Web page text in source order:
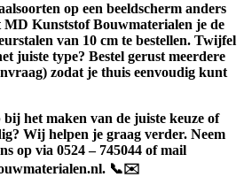
op een beeldscherm anders
MD Kunststof Bouwmaterialen je de
van 10 cm te bestellen. Twijfel
juiste type? Bestel gerust meerdere
) zodat je thuis eenvoudig kunt
het maken van de juiste keuze of
Wij helpen je graag verder. Neem
op via 0524 – 745044 of mail
. 📞✉️